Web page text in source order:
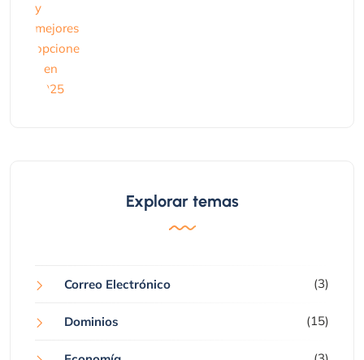
Explorar temas
Correo Electrónico (3)
Dominios (15)